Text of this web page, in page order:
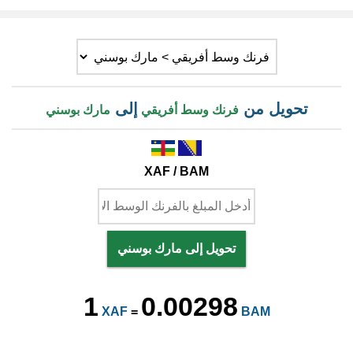
تحويل منفرنك وسط أفريقي إلى مارك بوسني
XAF / BAM
تحويل إلى مارك بوسني
1 XAF= 0.00298 BAM